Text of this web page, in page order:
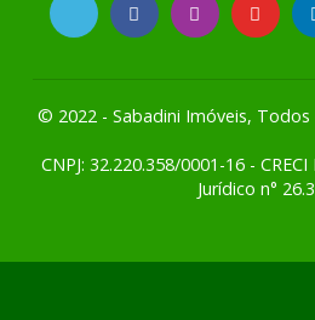
© 2022 - Sabadini Imóveis, Todos
CNPJ: 32.220.358/0001-16 - CRECI
Jurídico n°